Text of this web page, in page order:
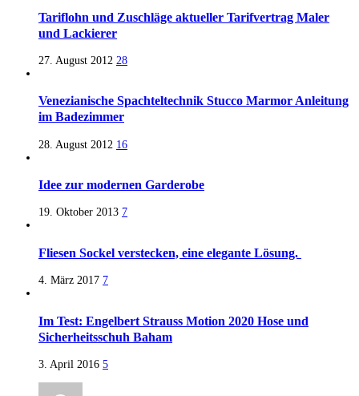
Tariflohn und Zuschläge aktueller Tarifvertrag Maler
und Lackierer
27. August 2012 28
Venezianische Spachteltechnik Stucco Marmor Anleitung
im Badezimmer
28. August 2012 16
Idee zur modernen Garderobe
19. Oktober 2013 7
Fliesen Sockel verstecken, eine elegante Lösung.
4. März 2017 7
Im Test: Engelbert Strauss Motion 2020 Hose und
Sicherheitsschuh Baham
3. April 2016 5